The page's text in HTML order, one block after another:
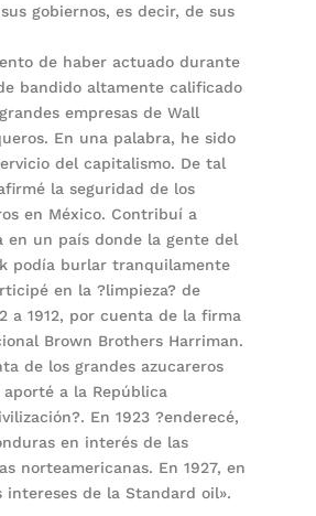
gobiernos, es decir, de sus
de haber actuado durante
bandido altamente calificado
empresas de Wall
En una palabra, he sido
del capitalismo. De tal
la seguridad de los
en México. Contribuí a
en un país donde la gente del
podía burlar tranquilamente
en la ?limpieza? de
a 1912, por cuenta de la firma
Brown Brothers Harriman.
de los grandes azucareros
a la República
En 1923 ?enderecé,
en interés de las
norteamericanas. En 1927, en
intereses de la Standard oil».